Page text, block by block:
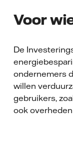
Voor
De
ondernemers
willen
gebruikers,
ook